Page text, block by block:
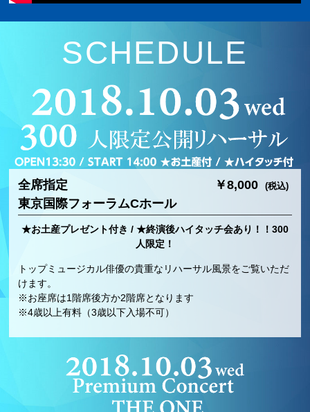
SCHEDULE
全席指定
東京国際フォーラムCホール
￥8,000 (税込)
★お土産プレゼント付き / ★終演後ハイタッチ会あり！！300
人限定！
トップミュージカル俳優の貴重なリハーサル風景をご覧いただ
けます。
※お座席は1階席後方か2階席となります
※4歳以上有料（3歳以下入場不可）